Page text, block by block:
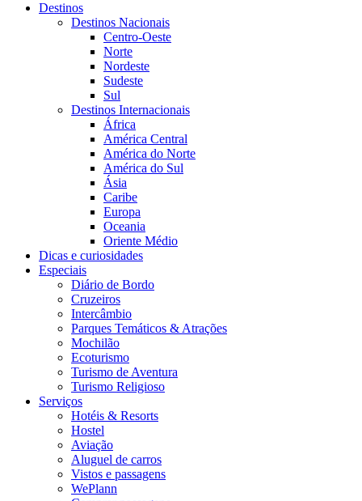
Destinos
Destinos Nacionais
Centro-Oeste
Norte
Nordeste
Sudeste
Sul
Destinos Internacionais
África
América Central
América do Norte
América do Sul
Ásia
Caribe
Europa
Oceania
Oriente Médio
Dicas e curiosidades
Especiais
Diário de Bordo
Cruzeiros
Intercâmbio
Parques Temáticos & Atrações
Mochilão
Ecoturismo
Turismo de Aventura
Turismo Religioso
Serviços
Hotéis & Resorts
Hostel
Aviação
Aluguel de carros
Vistos e passagens
WePlann